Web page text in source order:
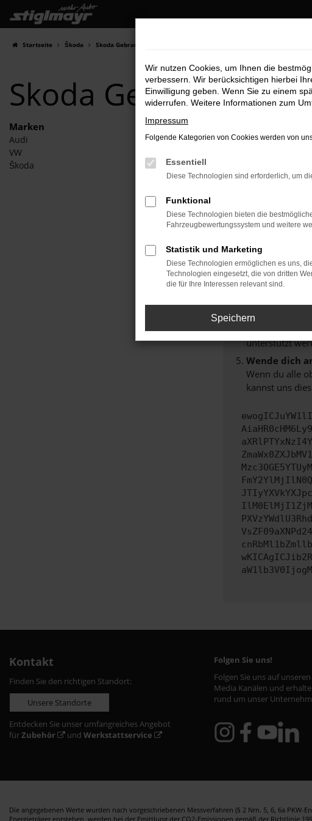
Zum
Hauptinhalt
springen
Startseite Škoda Skoda Gebrauchtwagen
Skoda
Marken
Audi
VW
Škoda
Fehler:
Beim Laden ist
Laden andere
Manche
anderen
Starte dein
Stelle sicher,
Veraltete
unterstützt
Wende dich
Wenn du alle
kannst uns
Kontakt
Finden Sie den richtigen Standort:
Unsere Standorte
Entdecken Sie unser umfangreiches Angebot
fürZubehör und Werkstattservice
Folgen Sie uns!
Folgen Sie uns auf
Media Kanälen und
rund um unser
Die angegebenen Werte wurden nach vorgeschriebenen Messverfahren (§ 2 Nrn. 5, 6, 6a
Energieträger entstehen, werden bei der Emittlung der CO2-Emissionen gemäß der Richtlinie
Wir nutzen Cookies, um Ihnen die
verbessern. Wir berücksichtigen hierbei
Einwilligung geben. Wenn Sie zu einem
widerrufen. Weitere Informationen zum
Impressum
Folgende Kategorien von Cookies werden von
Essentiell
Diese Technologien sind erforderlich, um
Funktional
Diese Technologien bieten die
Fahrzeugbewertungssystem und weitere
Statistik und Marketing
Diese Technologien ermöglichen es uns,
Technologien eingesetzt, die von dritten
die für Ihre Interessen relevant sind.
Speichern